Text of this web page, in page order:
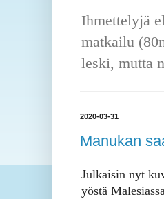
Ihmettelyjä
matkailu
leski, mutta
2020-03-31
Manukan
Julkaisin nyt
yöstä